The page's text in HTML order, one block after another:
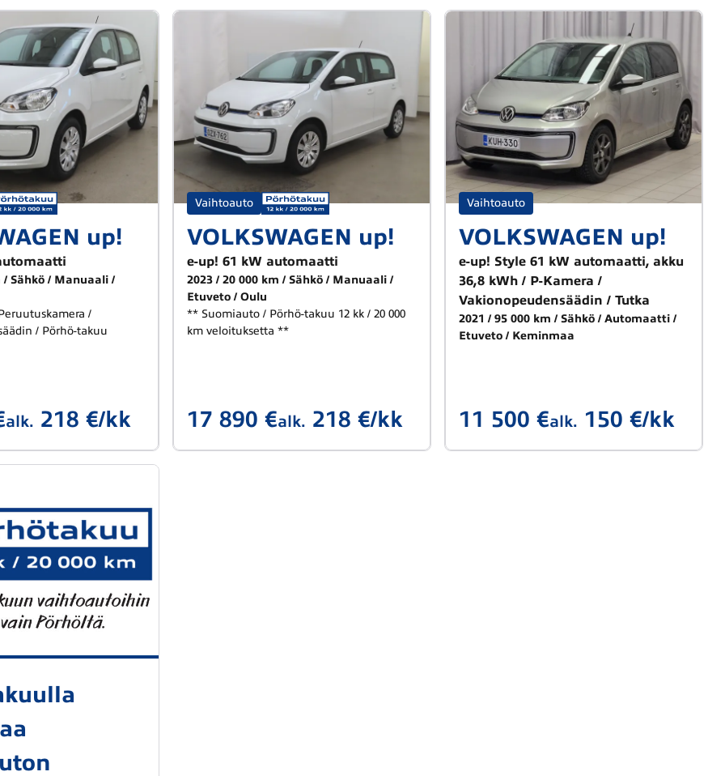
up!
Sähkö
Manuaali
/
/ Pörhö-takuu
alk. 218 €/kk
Vaihtoauto
VOLKSWAGEN up!
e-up! 61 kW automaatti
2023 20 000 km Sähkö
Manuaali
Etuveto
Oulu
** Suomiauto / Pörhö-takuu 12 kk / 20 000
km veloituksetta **
17 890 €alk. 218 €/kk
Vaihtoauto
VOLKSWAGEN up!
e-up! Style 61 kW automaatti, akku
36,8 kWh / P-Kamera /
Vakionopeudensäädin / Tutka
2021 95 000 km Sähkö
Automaatti
Etuveto
Keminmaa
11 500 €alk. 150 €/kk